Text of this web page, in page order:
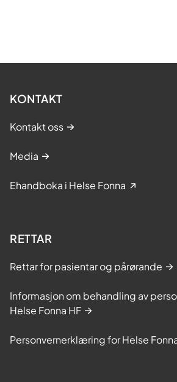
KONTAKT
Kontakt oss
Media
Ehandboka i Helse Fonna
RETTAR
Rettar for pasientar og pårørande
Informasjon om behandling av
Helse Fonna HF
Personvernerklæring for Helse